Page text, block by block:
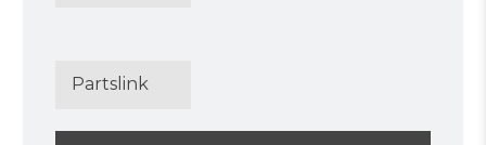
Partslink